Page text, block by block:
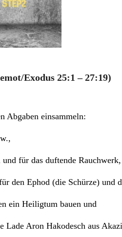
Exodus 25:1 – 27:19)
Abgaben einsammeln:
für das duftende Rauchwerk,
Ephod (die Schürze) und
ein Heiligtum bauen und
Lade Aron Hakodesch aus